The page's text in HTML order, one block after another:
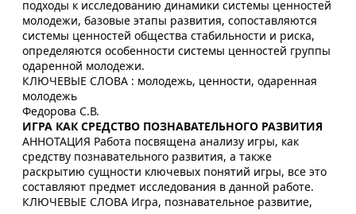
подходы к исследованию динамики системы ценностей
молодежи, базовые этапы развития, сопоставляются
системы ценностей общества стабильности и риска,
определяются особенности системы ценностей группы
одаренной молодежи.
КЛЮЧЕВЫЕ СЛОВА : молодежь, ценности, одаренная
молодежь
Федорова С.В.
ИГРА КАК СРЕДСТВО ПОЗНАВАТЕЛЬНОГО РАЗВИТИЯ
АННОТАЦИЯ Работа посвящена анализу игры, как
средству познавательного развития, а также
раскрытию сущности ключевых понятий игры, все это
составляют предмет исследования в данной работе.
КЛЮЧЕВЫЕ СЛОВА Игра, познавательное развитие,